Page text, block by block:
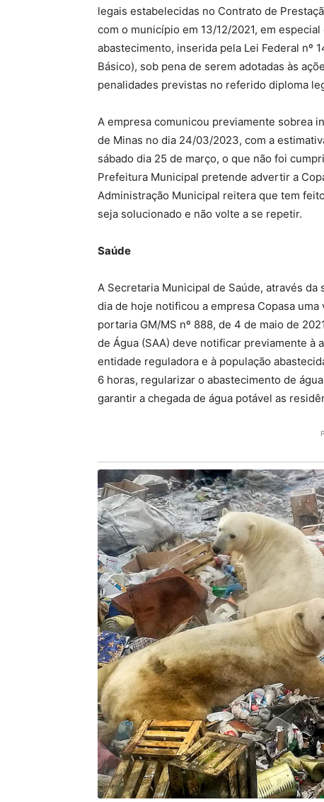
legais estabelecidas no Contrato de
com o município em 13/12/2021, em
abastecimento, inserida pela Lei Federal nº
Básico), sob pena de serem adotadas às
penalidades previstas no referido diploma
A empresa comunicou previamente sobrea
de Minas no dia 24/03/2023, com a
sábado dia 25 de março, o que não foi
Prefeitura Municipal pretende advertir a
Administração Municipal reitera que tem
seja solucionado e não volte a se repetir.
Saúde
A Secretaria Municipal de Saúde, através
dia de hoje notificou a empresa Copasa
portaria GM/MS nº 888, de 4 de maio de
de Água (SAA) deve notificar previamente
entidade reguladora e à população
6 horas, regularizar o abastecimento de
garantir a chegada de água potável as